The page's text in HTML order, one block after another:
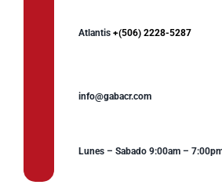
Atlantis +(506) 2228-5287
info@gabacr.com
Lunes – Sabado 9:00am –